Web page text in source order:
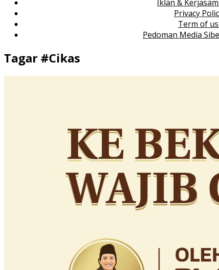
Iklan &
Privacy
Term of
Pedoman Media
Tagar #Cikas